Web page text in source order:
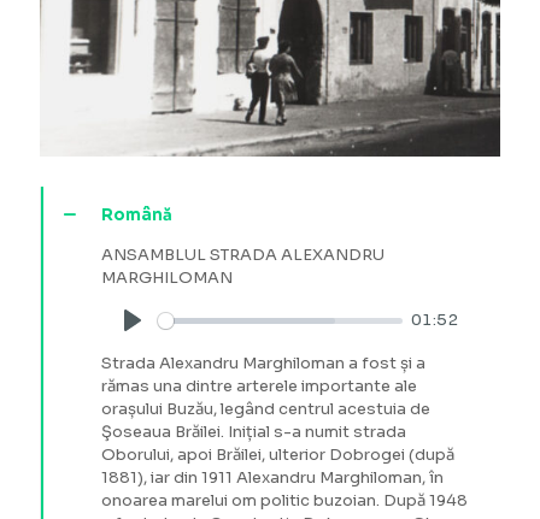
Română
ANSAMBLUL STRADA ALEXANDRU
MARGHILOMAN
Play
01:52
Strada Alexandru Marghiloman a fost și a
rămas una dintre arterele importante ale
orașului Buzău, legând centrul acestuia de
Şoseaua Brăilei. Inițial s-a numit strada
Oborului, apoi Brăilei, ulterior Dobrogei (după
1881), iar din 1911 Alexandru Marghiloman, în
onoarea marelui om politic buzoian. După 1948